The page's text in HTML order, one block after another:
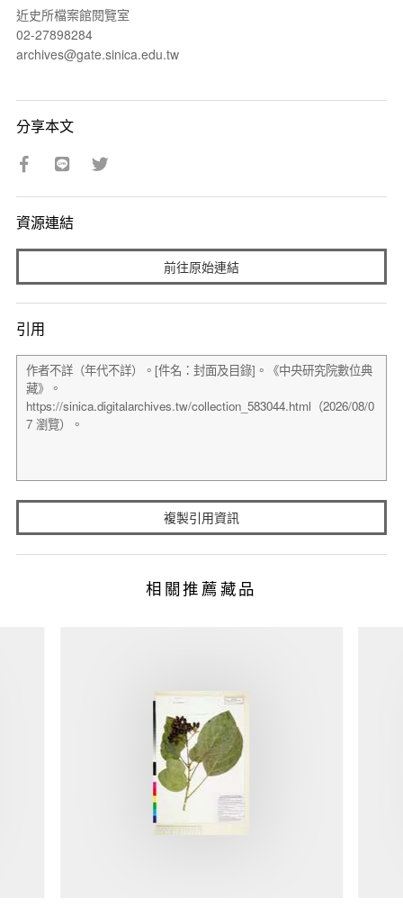
近史所檔案館閱覽室
02-27898284
archives@gate.sinica.edu.tw
分享本文
資源連結
前往原始連結
引用
複製引用資訊
相關推薦藏品